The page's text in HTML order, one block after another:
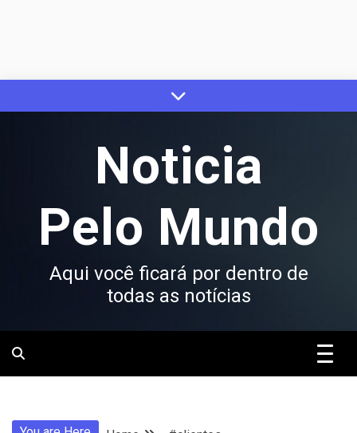
to
Noticia
Pelo Mundo
Aqui você ficará por dentro de
todas as notícias